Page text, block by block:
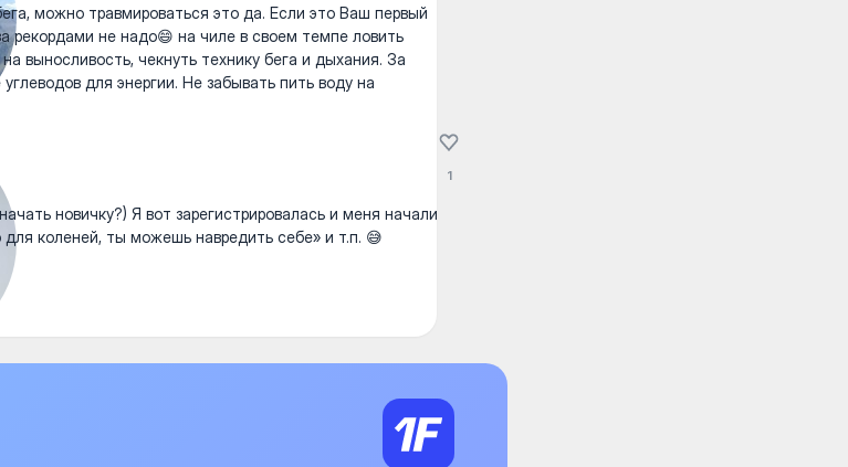
можно травмироваться это да. Если это Ваш первый
рекордами не надо😄 на чиле в своем темпе ловить
выносливость, чекнуть технику бега и дыхания. За
для энергии. Не забывать пить воду на
новичку?) Я вот зарегистрировалась и меня начали
для коленей, ты можешь навредить себе» и т.п. 😅
1